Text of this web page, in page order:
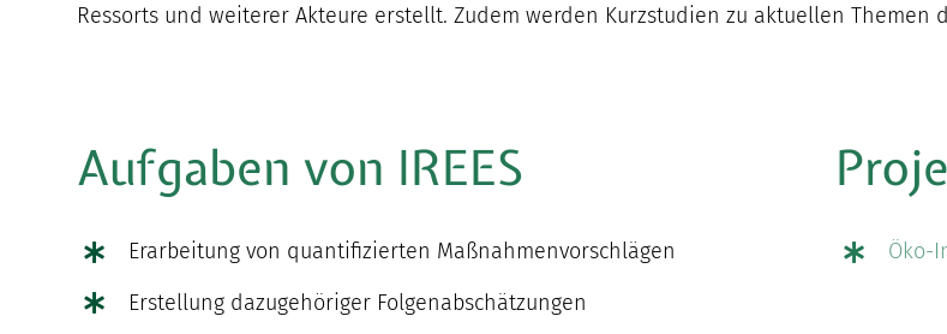
Ressorts und weiterer Akteure erstellt. Zudem werden Kurzstudien zu aktuellen
Aufgaben von IREES
Erarbeitung von quantifizierten Maßnahmenvorschlägen
Erstellung dazugehöriger Folgenabschätzungen
Öko-